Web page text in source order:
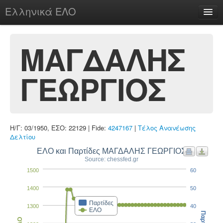
Ελληνικά ΕΛΟ
chesstu.be @ discord
Login
ΜΑΓΔΑΛΗΣ
ΓΕΩΡΓΙΟΣ
Η/Γ: 03/1950, ΕΣΟ: 22129 | Fide: 4247167 | Τέλος Ανανέωσης
Δελτίου
ΕΛΟ και Παρτίδες ΜΑΓΔΑΛΗΣ ΓΕΩΡΓΙΟΣ
Source: chessfed.gr
Παρτίδες
ΕΛΟ
1300
1400
1500
40
50
60